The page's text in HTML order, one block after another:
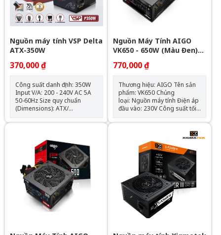
Nguồn máy tính VSP Delta
ATX-350W
370,000 ₫
Công suất danh định: 350W
Input V/A: 200 - 240V AC 5A
50-60Hz Size quy chuẩn
(Dimensions): ATX/
165x150x86 mm Fan Type :
120mm Protections : OVP,
cho main: - 1x 24pin
mainboard/ 1x 8(4+4 pin)
ATX12V, CPU Đầu cấp điện
cho hệ thống: 1x 8 pin
(6+2pin) VGA/ 2x Sata/ 2x
Molex
Nguồn Máy Tính AIGO
VK650 - 650W (Màu Đen)
Chính Hãng
770,000 ₫
Thương hiệu: AIGO Tên sản
phẩm: VK650 Chủng
loại: Nguồn máy tính Điện áp
đầu vào: 230V Công suất tối
đa: 600Wh Quạt: 120mm Kích
thước (CxRxD): 150mm x
nguồn tối đa: 150mm Số
lượng cable kết nối: 1 x ATX
24-PIN (20+4) 1 x CPU 8-PIN
SATA (3 SATA) 3 x PERIPHERAL
(4-PIN)